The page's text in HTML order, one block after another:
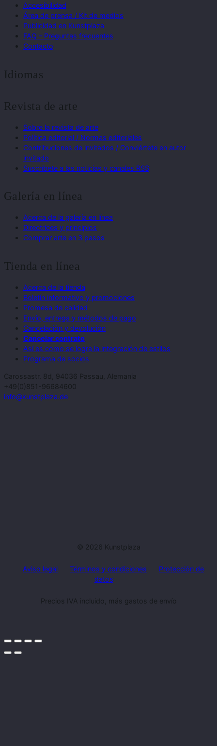
Accesibilidad
Área de prensa / Kit de medios
Publicidad en Kunstplaza
FAQ – Preguntas frecuentes
Contacto
Idiomas
Revista de arte
Sobre la revista de arte
Política editorial / Normas editoriales
Contribuciones de invitados / Conviértete en autor
invitado
Suscríbete a las noticias y canales RSS
Galería en línea
Acerca de la galería en línea
Directrices y principios
Comprar arte en 3 pasos
Tienda en línea
Acerca de la tienda
Boletín informativo y promociones
Promesa de calidad
Envío, entrega y métodos de pago
Cancelación y devolución
Cancelar contrato
Así es como se logra la integración de estilos
Programa de socios
Carossastr. 8d, 94036 Passau, Alemania
+49(0)851-96684600
info@kunstplaza.de
© 2026 Kunstplaza
Aviso legal Términos y condiciones
Protección de
datos
Precios IVA incluido, más gastos de envío